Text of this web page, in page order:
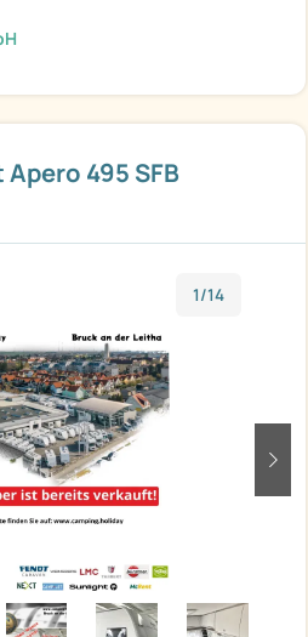
495 SFB
1/14